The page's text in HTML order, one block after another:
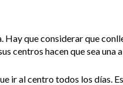
Hay que considerar que
centros hacen que sea
ir al centro todos los días.